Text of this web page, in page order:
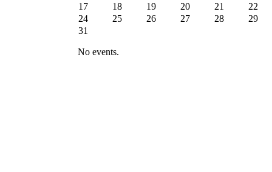
17
18 19 20 21
22
24
25 26 27 28
29
31
No events.